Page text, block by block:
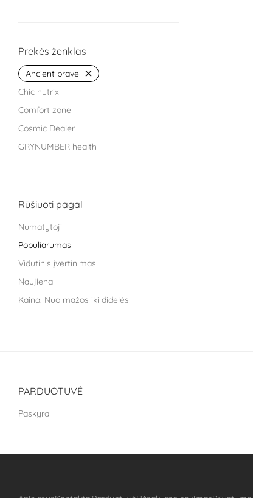
Moterims
Protinei veiklai
Sąnariams
Prekės ženklas
Ancient brave
Chic nutrix
Comfort zone
Cosmic Dealer
GRYNUMBER health
L Cell
The School of Life
VitaLibro
Well you
Rūšiuoti pagal
Numatytoji
Populiarumas
Vidutinis įvertinimas
Naujiena
Kaina: Nuo mažos iki didelės
PARDUOTUVĖ
Paskyra